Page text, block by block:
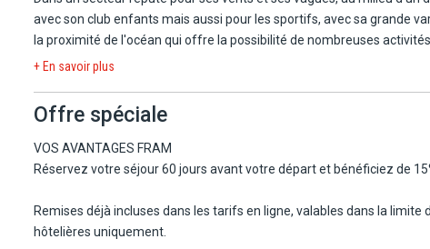
avec son club enfants mais aussi pour les sportifs, avec sa grande
la proximité de l'océan qui offre la possibilité de nombreuses
+ En savoir plus
Offre spéciale
VOS AVANTAGES FRAM
Réservez votre séjour 60 jours avant votre départ et bénéficiez de
Remises déjà incluses dans les tarifs en ligne, valables dans la
hôtelières uniquement.